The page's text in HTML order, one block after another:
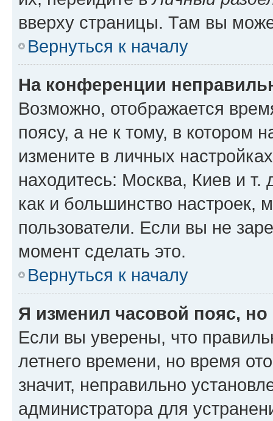
вверху страницы. Там вы
Вернуться к началу
На конференции
Возможно, отображается
поясу, а не к тому, в котором
измените в личных
находитесь: Москва, Киев и т.
как и большинство настроек,
пользователи. Если вы не
момент сделать это.
Вернуться к началу
Я изменил часовой пояс,
Если вы уверены, что
летнего времени, но время
значит, неправильно
администратора для